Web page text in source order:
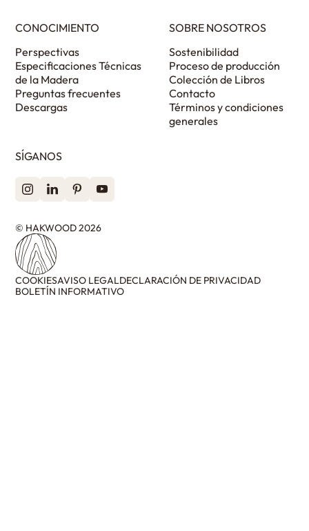
CONOCIMIENTO
Perspectivas
Especificaciones Técnicas
de la Madera
Preguntas frecuentes
Descargas
SOBRE NOSOTROS
Sostenibilidad
Proceso de producción
Colección de Libros
Contacto
Términos y condiciones
generales
SÍGANOS
© HAKWOOD 2026
COOKIESAVISO LEGALDECLARACIÓN DE PRIVACIDAD
BOLETÍN INFORMATIVO